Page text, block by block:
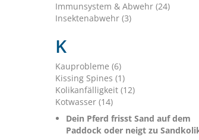
Immunsystem & Abwehr (24)
Insektenabwehr (3)
K
Kauprobleme (6)
Kissing Spines (1)
Kolikanfälligkeit (12)
Kotwasser (14)
Dein Pferd frisst Sand auf dem
Paddock oder neigt zu